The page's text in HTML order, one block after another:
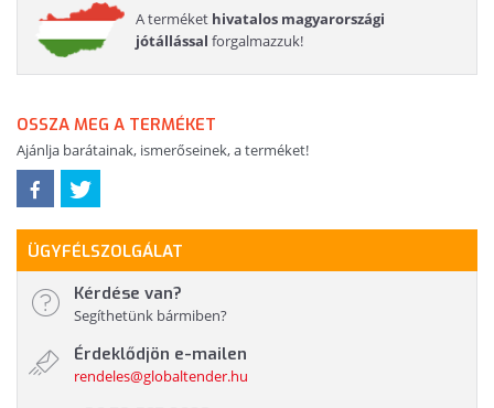
A terméket hivatalos magyarországi
jótállással forgalmazzuk!
OSSZA MEG A TERMÉKET
Ajánlja barátainak, ismerőseinek, a terméket!
ÜGYFÉLSZOLGÁLAT
Kérdése van?
Segíthetünk bármiben?
Érdeklődjön e-mailen
rendeles@globaltender.hu